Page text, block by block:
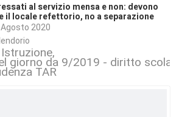
al servizio mensa e non: devono
il locale refettorio, no a separazione
2020
giorno da 9/2019 - diritto
TAR